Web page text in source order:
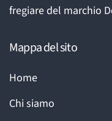
fregiare del marchio
Mappa del sito
Home
Chi siamo